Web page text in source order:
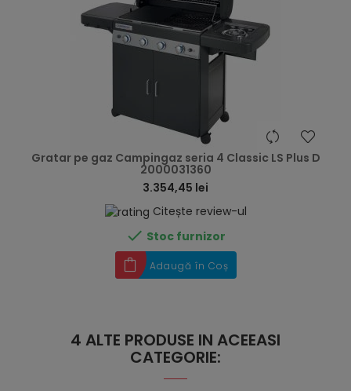
Gratar pe gaz Campingaz seria 4 Classic LS Plus D
2000031360
3.354,45 lei
Citește review-ul
 Stoc furnizor
Adaugă în Coș
4 ALTE PRODUSE IN ACEEASI
CATEGORIE: